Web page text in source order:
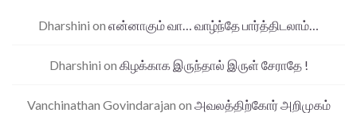
Dharshini on என்னாகும் வா… வாழ்ந்தே பார்த்திடலாம்…
Dharshini on கிழக்காக இருந்தால் இருள் சேராதே !
Vanchinathan Govindarajan on அவலத்திற்கோர் அறிமுகம்